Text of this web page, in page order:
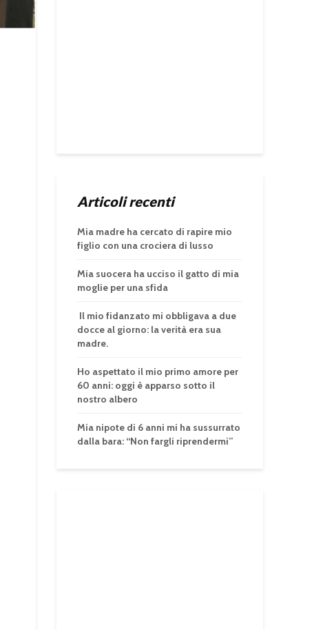
Articoli recenti
Mia madre ha cercato di rapire mio
figlio con una crociera di lusso
Mia suocera ha ucciso il gatto di mia
moglie per una sfida
Il mio fidanzato mi obbligava a due
docce al giorno: la verità era sua
madre.
Ho aspettato il mio primo amore per
60 anni: oggi è apparso sotto il
nostro albero
Mia nipote di 6 anni mi ha sussurrato
dalla bara: “Non fargli riprendermi”